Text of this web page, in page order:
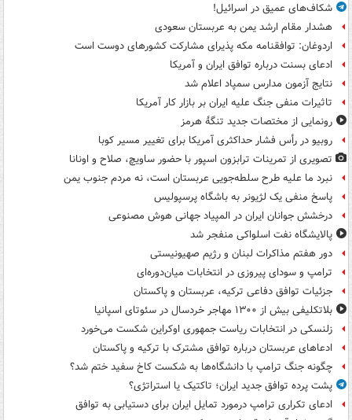
شکاف‌های عمیق در اسرائیل!
هشدار مقام ارشد یمن به عربستان سعودی
اردوغان: توافقنامه مکه پذیرای مشارکت کشورهای دوست است
ادعای بسنت درباره توافق ایران و آمریکا
نتایج آزمون مدارس سمپاد اعلام شد
تاثیرات منفی جنگ علیه ایران بر بازار کار آمریکا
رونمایی از مختصات جدید تنگۀ هرمز
روبیو در رأس فشار حداکثری آمریکا برای تغییر مسیر کوبا
تصویری از تمرینات ترابزون اسپور با حضور ساویچ، صلاح و اونانا
نبرد ما علیه طرح سلطه‌جویی عربستان است، نه مردم جنوب یمن
پاسخ منفی یک لژیونر به باشگاه پرسپولیس
درخشش جوانان ایران در المپیاد جهانی هوش مصنوعی
پالایشگاه نفت اسلواکی منفجر شد
دور هفتم مذاکرات لبنان و رژیم صهیونیستی
ترامپ و سودای پیروزی در انتخابات میان‌دوره‌ای
جزئیات توافق دفاعی ترکیه، عربستان و پاکستان
بلاتکلیفی بیش از ۱۳۰۰ مهاجر خردسال در سئوتای اسپانیا
زلنسکی در انتخابات ریاست جمهوری اوکراین شکست می‌خورد
ادعاهای عربستان درباره توافق مشترک با ترکیه و پاکستان
چگونه جنگ ترامپ با دانشگاه‌ها به شکست کاخ سفید ختم شد؟
پشت پرده توافق جدید ایران؛ تاکتیک یا استراتژی؟
ادعای تکراری ترامپ درمورد تمایل ایران برای دستیابی به توافق